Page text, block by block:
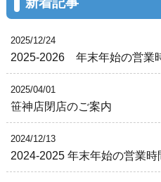
2025/12/24
2025-2026 年末年始の営業
2025/04/01
笹神店閉店のご案内
2024/12/13
2024-2025 年末年始の営業時